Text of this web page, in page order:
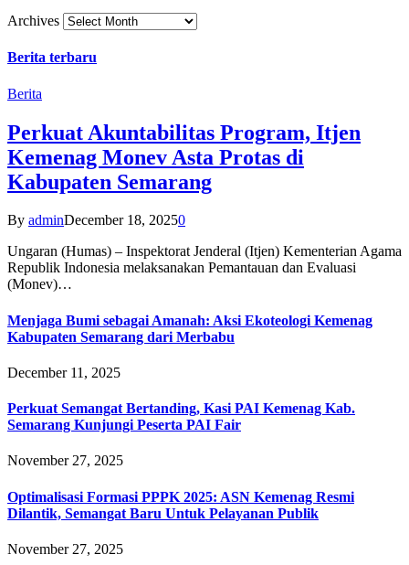
Archives
Berita terbaru
Berita
Perkuat Akuntabilitas Program, Itjen
Kemenag Monev Asta Protas di
Kabupaten Semarang
By adminDecember 18, 20250
Ungaran (Humas) – Inspektorat Jenderal (Itjen) Kementerian Agama
Republik Indonesia melaksanakan Pemantauan dan Evaluasi
(Monev)…
Menjaga Bumi sebagai Amanah: Aksi Ekoteologi Kemenag
Kabupaten Semarang dari Merbabu
December 11, 2025
Perkuat Semangat Bertanding, Kasi PAI Kemenag Kab.
Semarang Kunjungi Peserta PAI Fair
November 27, 2025
Optimalisasi Formasi PPPK 2025: ASN Kemenag Resmi
Dilantik, Semangat Baru Untuk Pelayanan Publik
November 27, 2025